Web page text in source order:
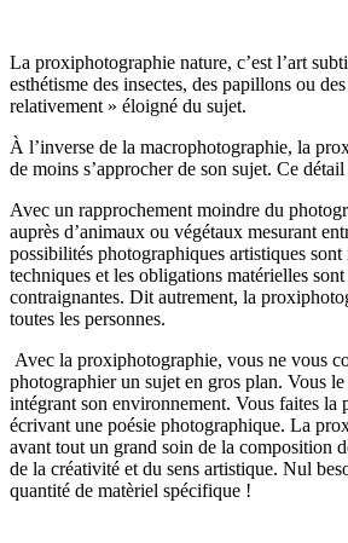
La proxiphotographie nature, c’est l’art
esthétisme des insectes, des papillons ou
relativement » éloigné du sujet.
À l’inverse de la macrophotographie, la
de moins s’approcher de son sujet. Ce
Avec un rapprochement moindre du
auprès d’animaux ou végétaux mesurant
possibilités photographiques artistiques
techniques et les obligations matérielles
contraignantes. Dit autrement, la
toutes les personnes.
Avec la proxiphotographie, vous ne vous
photographier un sujet en gros plan. Vous
intégrant son environnement. Vous faites la
écrivant une poésie photographique. La
avant tout un grand soin de la composition
de la créativité et du sens artistique. Nul
quantité de matèriel spécifique !